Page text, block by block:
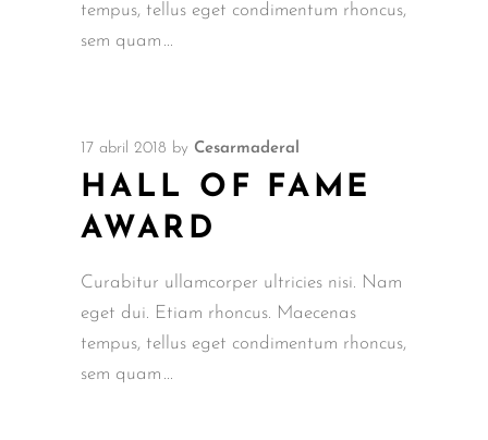
tempus, tellus eget condimentum rhoncus,
sem quam
17 abril 2018 by Cesarmaderal
HALL OF FAME
AWARD
Curabitur ullamcorper ultricies nisi. Nam
eget dui. Etiam rhoncus. Maecenas
tempus, tellus eget condimentum rhoncus,
sem quam